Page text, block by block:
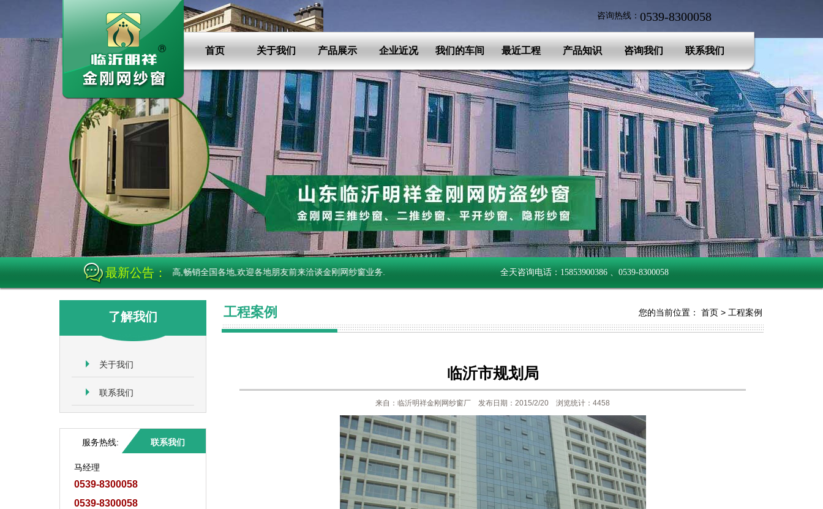
咨询热线： 0539-8300058
首页 关于我们 产品展示 企业近况 我们的车间 最近工程 产品知识 咨询我们 联系我们
最新公告：
刚网防盗纱窗,产品做工细腻,强度高,畅销全国各地,欢迎各地朋友前来洽谈金刚网纱窗业务. 全天咨询电话：15853900386 、0539-8300058
了解我们
关于我们
联系我们
服务热线: 联系我们
马经理
0539-8300058
0539-8300058
工程案例 您的当前位置： 首页> 工程案例
临沂市规划局
来自：临沂明祥金刚网纱窗厂 发布日期：2015/2/20 浏览统计：4458